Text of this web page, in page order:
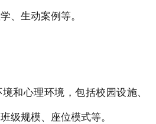
、生动案例等。
和心理环境，包括校园设施、
级规模、座位模式等。